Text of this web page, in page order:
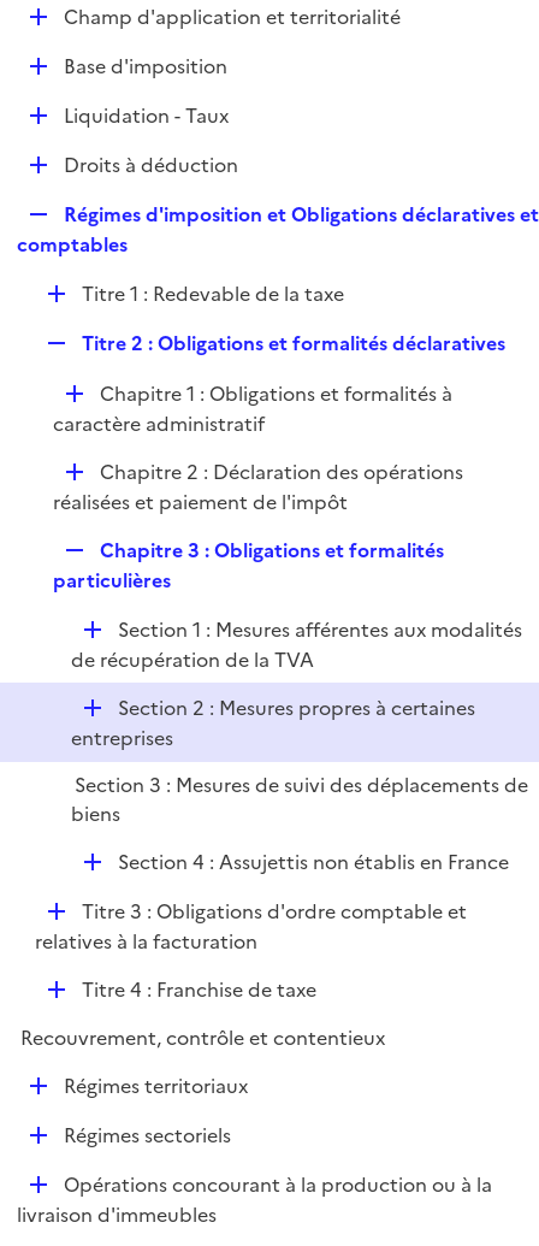
p
l
i
e
DChamp d'application et territorialité
D
r
Base d'imposition
D
e
r
Liquidation - Taux
D
l
i
e
r
Droits à déduction
e
l
Régimes d'imposition et Obligations déclaratives et
comptables
D
l
i
e
r
Titre 1 : Redevable de la taxe
p
l
i
e
r
Titre 2 : Obligations et formalités déclaratives
D
é
i
Chapitre 1 : Obligations et formalités à
caractère administratif
D
é
i
e
r
Chapitre 2 : Déclaration des opérations
réalisées et paiement de l'impôt
e
l
i
e
r
Chapitre 3 : Obligations et formalités
particulières
D
é
p
i
e
r
Section 1 : Mesures afférentes aux modalités
de récupération de la TVA
D
é
p
l
i
Section 2 : Mesures propres à certaines
entreprises
Section 3 : Mesures de suivi des déplacements de
biens
D
p
l
e
r
Section 4 : Assujettis non établis en France
D
é
e
r
Titre 3 : Obligations d'ordre comptable et
relatives à la facturation
D
p
l
e
Titre 4 : Franchise de taxe
Recouvrement, contrôle et contentieux
D
e
Régimes territoriaux
D
l
Régimes sectoriels
D
é
Opérations concourant à la production ou à la
livraison d'immeubles